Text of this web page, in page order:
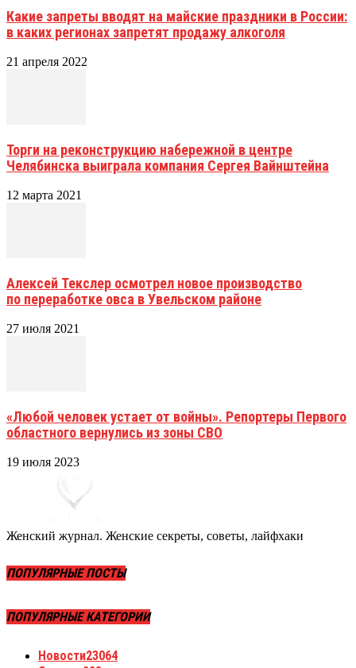
Какие запреты вводят на майские праздники в России:
в каких регионах запретят продажу алкоголя
21 апреля 2022
Торги на реконструкцию набережной в центре
Челябинска выиграла компания Сергея Вайнштейна
12 марта 2021
Алексей Текслер осмотрел новое производство
по переработке овса в Увельском районе
27 июля 2021
«Любой человек устает от войны». Репортеры Первого
областного вернулись из зоны СВО
19 июля 2023
Женский журнал. Женские секреты, советы, лайфхаки
ПОПУЛЯРНЫЕ ПОСТЫ
ПОПУЛЯРНЫЕ КАТЕГОРИИ
Новости23064